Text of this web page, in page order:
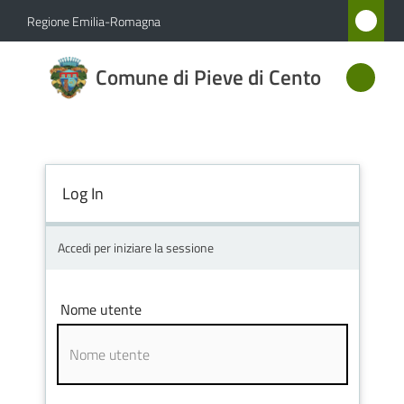
Vai al contenuto
Vai alla navigazione
Vai al footer
Regione Emilia-Romagna
Comune di Pieve di Cento
Comune
di Pieve
Amministrazione
Novità
Servizi
Log In
Accedi per iniziare la sessione
Nome utente